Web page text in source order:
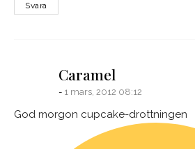
Svara
Caramel
1 mars, 2012 08:12
God morgon cupcake-drottningen